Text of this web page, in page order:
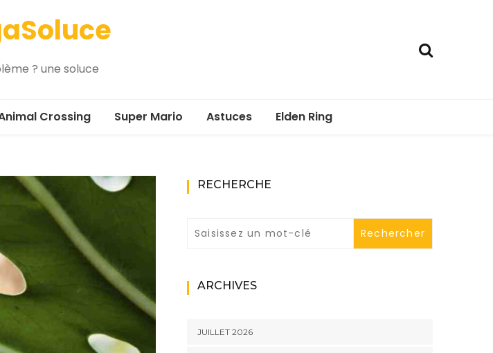
? une soluce
Crossing Super Mario Astuces Elden Ring
RECHERCHE
ARCHIVES
JUILLET 2026